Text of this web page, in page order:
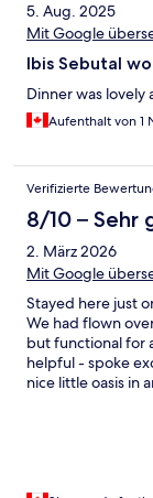
5. Aug. 2025
Mit Google
Ibis Sebutal
Dinner was
Aufenthalt von 1
Verifizierte
8/10 – Sehr
2. März 2026
Mit Google
Stayed here just
We had flown
but functional for
helpful - spoke
nice little oasis in